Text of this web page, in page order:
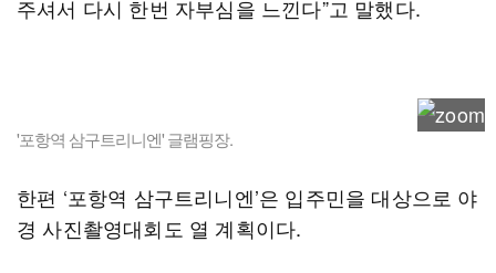
주셔서 다시 한번 자부심을 느낀다”고 말했다.
'포항역 삼구트리니엔' 글램핑장.
한편 ‘포항역 삼구트리니엔’은 입주민을 대상으로 야
경 사진촬영대회도 열 계획이다.